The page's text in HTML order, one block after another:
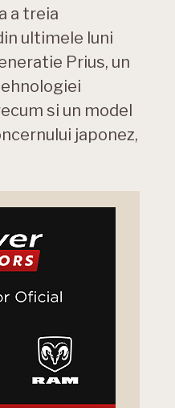
a treia
ultimele luni
Prius, un
si un model
japonez,